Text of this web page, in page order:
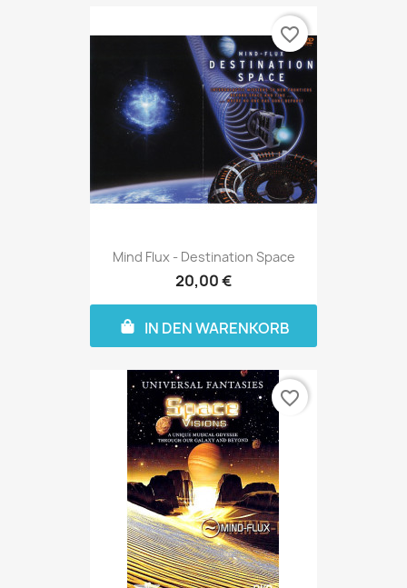
Mind Flux - Destination Space
20,00 €
IN DEN WARENKORB
favorite_border
favorite_border